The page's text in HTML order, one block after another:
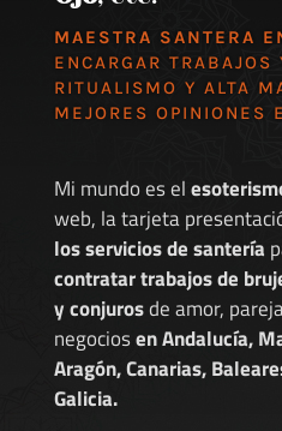
MAESTRA SANTERA
ENCARGAR
RITUALISMO Y ALTA
MEJORES OPINIONES
Mi mundo es el
web, la tarjeta
los servicios de santería
contratar trabajos de
y conjurosde amor,
negociosen Andalucía,
Aragón, Canarias,
Galicia.